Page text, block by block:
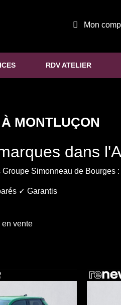
Mon
RDV ATELIER
MONTLUÇON
dans
Simonneau de Bourges
✓ Garantis
vente